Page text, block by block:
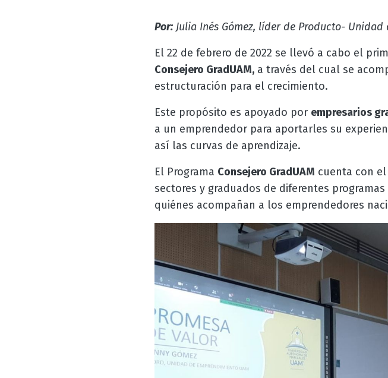
Por:Julia Inés Gómez, líder de Producto- Unidad
El 22 de febrero de 2022 se llevó a cabo el
Consejero GradUAM,a través del cual se
estructuración para el crecimiento.
Este propósito es apoyado por empresarios
a un emprendedor para aportarles su
así las curvas de aprendizaje.
El Programa Consejero GradUAM cuenta con
sectores y graduados de diferentes
quiénes acompañan a los emprendedores